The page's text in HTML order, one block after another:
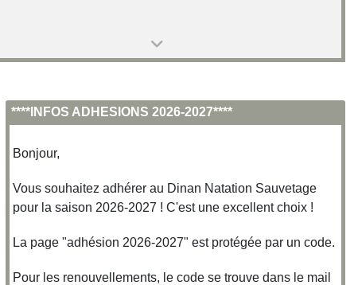
****INFOS ADHESIONS 2026-2027****
Bonjour,
Vous souhaitez adhérer au Dinan Natation Sauvetage
pour la saison 2026-2027 ! C'est une excellent choix !
La page "adhésion 2026-2027" est protégée par un code.
Pour les renouvellements, le code se trouve dans le mail